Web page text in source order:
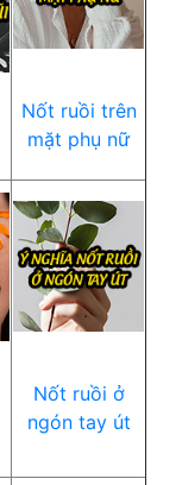
Nốt ruồi trên
mặt phụ nữ
Nốt ruồi ở
ngón tay út